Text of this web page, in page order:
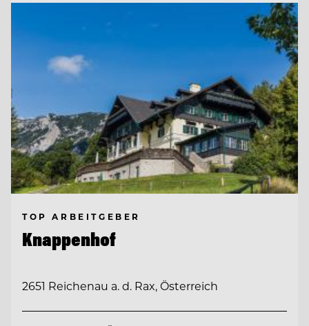
TOP ARBEITGEBER
Knappenhof
2651 Reichenau a. d. Rax, Österreich